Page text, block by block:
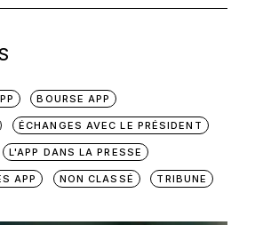
BOURSE APP
ÉCHANGES AVEC LE PRÉSIDENT
L'APP DANS LA PRESSE
APP NON CLASSÉ TRIBUNE